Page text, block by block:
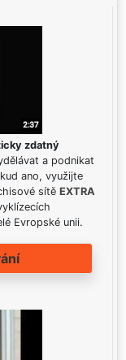
zdatný
a podnikat
ano, využijte
sítě EXTRA
Evropské unii.